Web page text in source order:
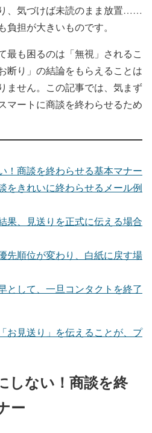
、気づけば未読のまま放置……
負担が大きいものです。
最も困るのは「無視」されるこ
断り」の結論をもらえることは
ません。この記事では、気まず
マートに商談を終わらせるため
！商談を終わらせる基本マナー
をきれいに終わらせるメール例
果、見送りを正式に伝える場合
先順位が変わり、白紙に戻す場
して、一旦コンタクトを終了
お見送り」を伝えることが、プ
しない！商談を終
ー